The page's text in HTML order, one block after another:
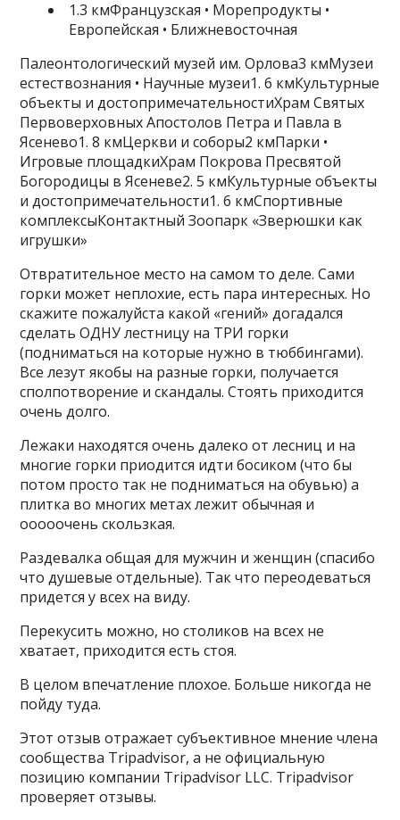
1.3 кмФранцузская • Морепродукты •
Европейская • Ближневосточная
Палеонтологический музей им. Орлова3 кмМузеи
естествознания • Научные музеи1. 6 кмКультурные
объекты и достопримечательностиХрам Святых
Первоверховных Апостолов Петра и Павла в
Ясенево1. 8 кмЦеркви и соборы2 кмПарки •
Игровые площадкиХрам Покрова Пресвятой
Богородицы в Ясеневе2. 5 кмКультурные объекты
и достопримечательности1. 6 кмСпортивные
комплексыКонтактный Зоопарк «Зверюшки как
игрушки»
Отвратительное место на самом то деле. Сами
горки может неплохие, есть пара интересных. Но
скажите пожалуйста какой «гений» догадался
сделать ОДНУ лестницу на ТРИ горки
(подниматься на которые нужно в тюббингами).
Все лезут якобы на разные горки, получается
сполпотворение и скандалы. Стоять приходится
очень долго.
Лежаки находятся очень далеко от лесниц и на
многие горки приодится идти босиком (что бы
потом просто так не подниматься на обувью) а
плитка во многих метах лежит обычная и
ооооочень скользкая.
Раздевалка общая для мужчин и женщин (спасибо
что душевые отдельные). Так что переодеваться
придется у всех на виду.
Перекусить можно, но столиков на всех не
хватает, приходится есть стоя.
В целом впечатление плохое. Больше никогда не
пойду туда.
Этот отзыв отражает субъективное мнение члена
сообщества Tripadvisor, а не официальную
позицию компании Tripadvisor LLC. Tripadvisor
проверяет отзывы.